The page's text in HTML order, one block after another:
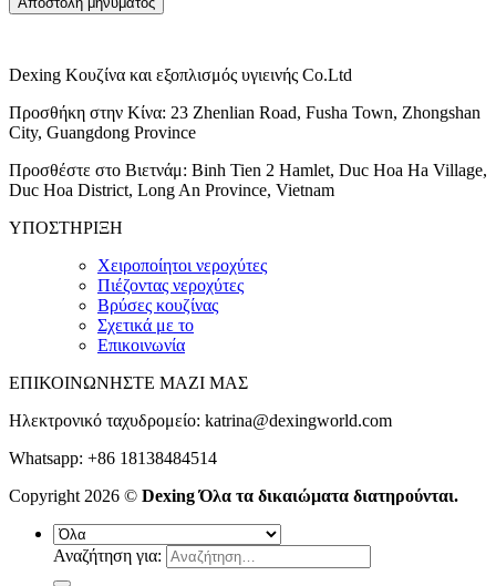
Dexing Κουζίνα και εξοπλισμός υγιεινής Co.Ltd
Προσθήκη στην Κίνα: 23 Zhenlian Road, Fusha Town, Zhongshan
City, Guangdong Province
Προσθέστε στο Βιετνάμ: Binh Tien 2 Hamlet, Duc Hoa Ha Village,
Duc Hoa District, Long An Province, Vietnam
ΥΠΟΣΤΗΡΙΞΗ
Χειροποίητοι νεροχύτες
Πιέζοντας νεροχύτες
Βρύσες κουζίνας
Σχετικά με το
Επικοινωνία
ΕΠΙΚΟΙΝΩΝΗΣΤΕ ΜΑΖΙ ΜΑΣ
Ηλεκτρονικό ταχυδρομείο: katrina@dexingworld.com
Whatsapp: +86 18138484514
Copyright 2026 © Dexing Όλα τα δικαιώματα διατηρούνται.
Αναζήτηση για: